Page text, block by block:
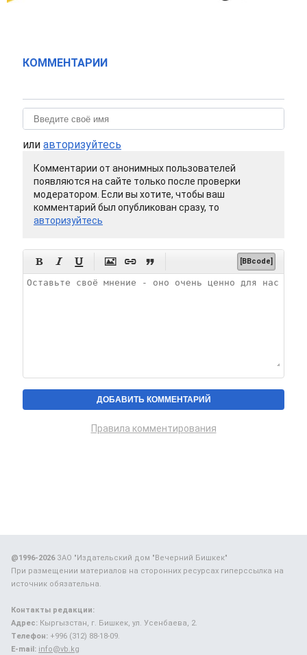
КОММЕНТАРИИ
или авторизуйтесь
Комментарии от анонимных пользователей
появляются на сайте только после проверки
модератором. Если вы хотите, чтобы ваш
комментарий был опубликован сразу, то
авторизуйтесь
      [BBcode]
Правила комментирования
@1996-2026ЗАО "Издательский дом "Вечерний Бишкек"
При размещении материалов на сторонних ресурсах гиперссылка на
источник обязательна.
Контакты редакции:
Адрес: Кыргызстан, г. Бишкек, ул. Усенбаева, 2.
Телефон: +996 (312) 88-18-09.
E-mail: info@vb.kg